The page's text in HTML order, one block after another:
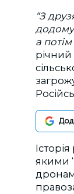
“З
а
річний
якими